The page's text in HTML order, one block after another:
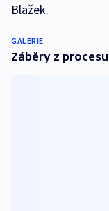
Blažek.
GALERIE
Záběry z